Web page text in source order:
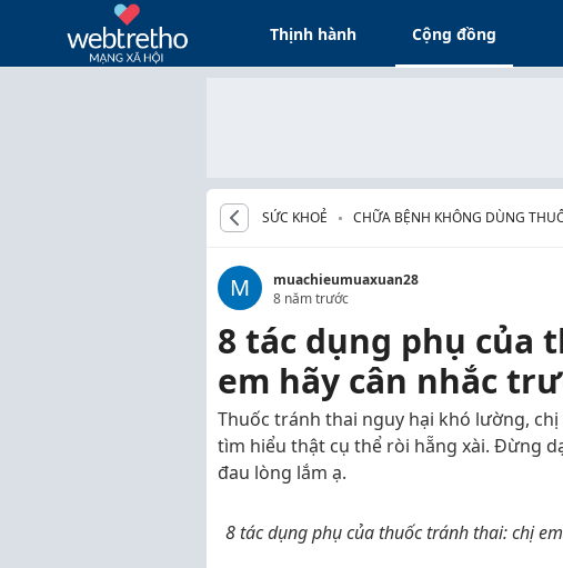
Thịnh hành Cộng đồng
SỨC KHOẺ CHỮA BỆNH KHÔNG DÙNG
M
muachieumuaxuan28
8 năm trước
8 tác dụng phụ của
em hãy cân nhắc
Thuốc tránh thai nguy hại khó lường,
tìm hiểu thật cụ thể ròi hẵng xài. Đừng
đau lòng lắm ạ.
8 tác dụng phụ của thuốc tránh thai: chị